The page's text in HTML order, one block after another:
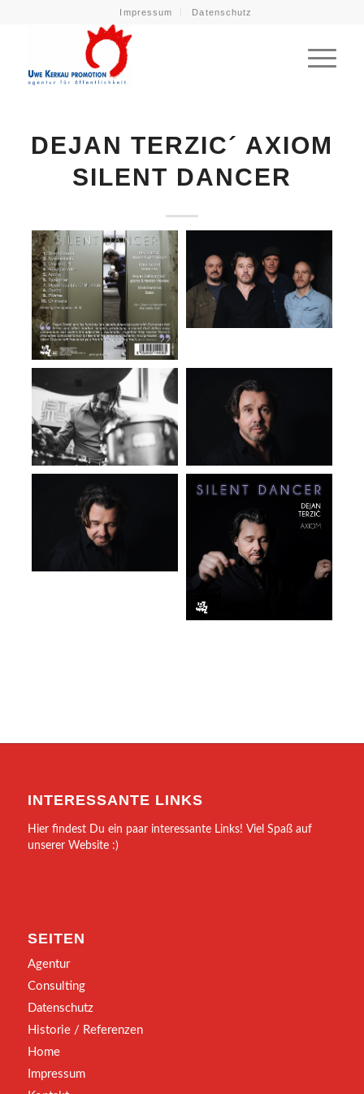
Impressum Datenschutz
DEJAN TERZIC´ AXIOM
SILENT DANCER
INTERESSANTE LINKS
Hier findest Du ein paar interessante Links! Viel Spaß auf
unserer Website :)
SEITEN
Agentur
Consulting
Datenschutz
Historie / Referenzen
Home
Impressum